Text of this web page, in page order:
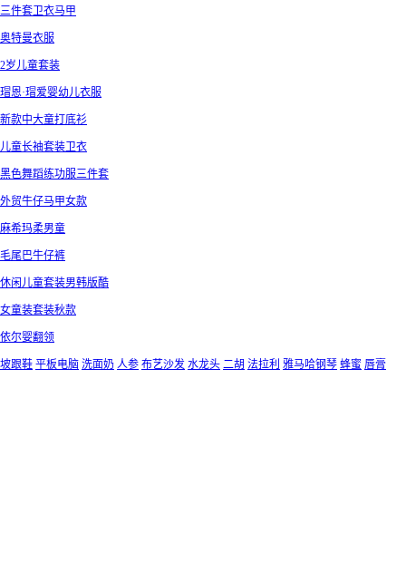
三件套卫衣马甲
奥特曼衣服
2岁儿童套装
瑁恩·瑁爱婴幼儿衣服
新款中大童打底衫
儿童长袖套装卫衣
黑色舞蹈练功服三件套
外贸牛仔马甲女款
麻希玛柔男童
毛尾巴牛仔裤
休闲儿童套装男韩版酷
女童装套装秋款
依尔婴翻领
坡跟鞋 平板电脑 洗面奶 人参 布艺沙发 水龙头 二胡 法拉利 雅马哈钢琴 蜂蜜 唇膏